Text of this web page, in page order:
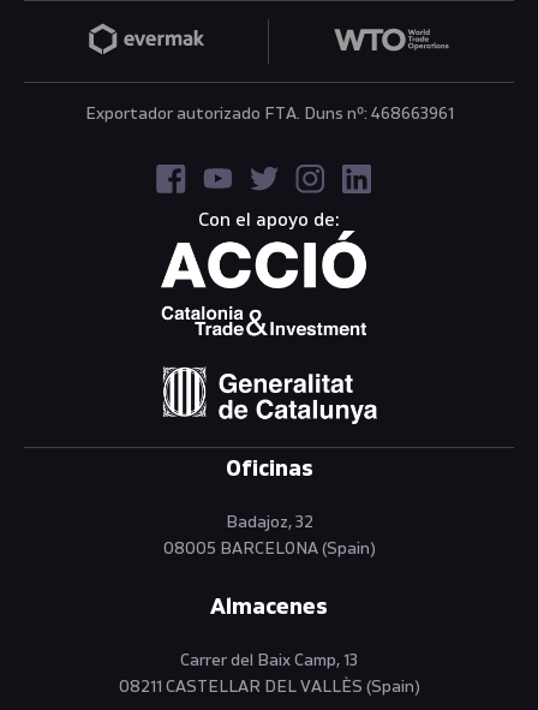
Exportador autorizado FTA. Duns nº: 468663961
Con el apoyo de:
Oficinas
Badajoz, 32
08005 BARCELONA (Spain)
Almacenes
Carrer del Baix Camp, 13
08211 CASTELLAR DEL VALLÈS (Spain)